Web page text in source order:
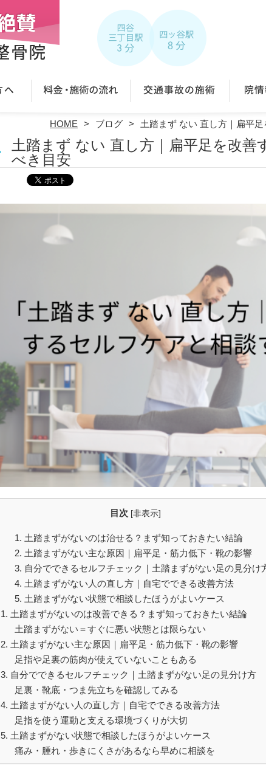
HOME ブログ 土踏まず ない 直し方｜扁平
土踏まず ない 直し方｜扁平足を改善
べき目安
目次 [非表示]
1. 土踏まずがないのは治せる？まず知っておきたい結論
2. 土踏まずがない主な原因｜扁平足・筋力低下・靴の影響
3. 自分でできるセルフチェック｜土踏まずがない足の見分け
4. 土踏まずがない人の直し方｜自宅でできる改善方法
5. 土踏まずがない状態で相談したほうがよいケース
1. 土踏まずがないのは改善できる？まず知っておきたい結論
土踏まずがない＝すぐに悪い状態とは限らない
2. 土踏まずがない主な原因｜扁平足・筋力低下・靴の影響
足指や足裏の筋肉が使えていないこともある
3. 自分でできるセルフチェック｜土踏まずがない足の見分け方
足裏・靴底・つま先立ちを確認してみる
4. 土踏まずがない人の直し方｜自宅でできる改善方法
足指を使う運動と支える環境づくりが大切
5. 土踏まずがない状態で相談したほうがよいケース
痛み・腫れ・歩きにくさがあるなら早めに相談を